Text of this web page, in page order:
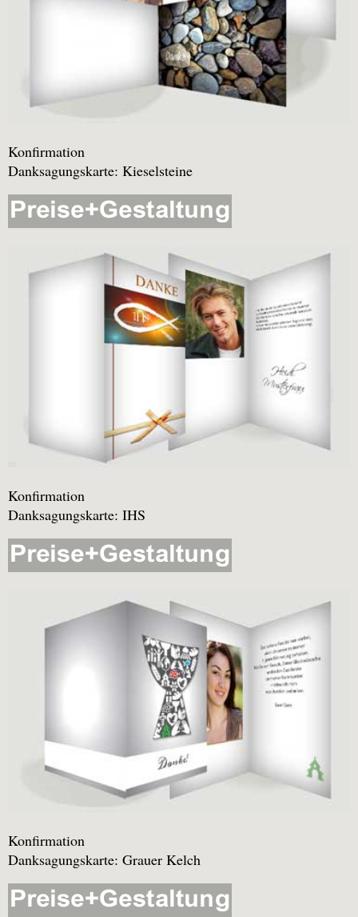
Konfirmation
Danksagungskarte: Kieselsteine
Konfirmation
Danksagungskarte: IHS
Konfirmation
Danksagungskarte: Grauer Kelch